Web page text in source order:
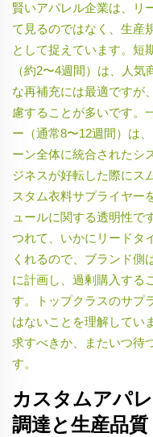
賢いアパレル企業は、リ
て見るのではなく、生産
として捉えています。短
（約2〜4週間）は、人
な再補充には最適ですが
慮することが多いです。
ー（通常8〜12週間）は
ーン全体に統合されたシ
ジネスが好転した際にス
スタム衣料サプライヤー
ュールに関する透明性で
つれて、いかにリードタ
くれるので、ブランド側
に計画し、過剰購入する
す。トップクラスのサプ
はないことを理解してい
求すべきか、またいつ待
す。
カスタムアパ
調達と生産品質